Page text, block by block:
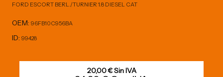
FORD ESCORT BERL./TURNIER 1.8 DIESEL CAT
OEM: 96FB10C956BA
ID: 99428
20,00 € Sin IVA